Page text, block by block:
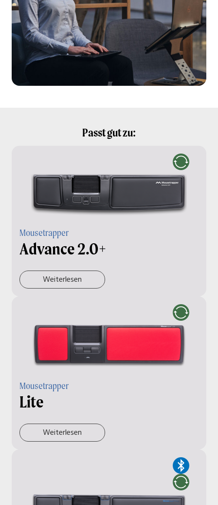
Passt gut zu:
Mousetrapper
Advance 2.0+
Weiterlesen
Mousetrapper
Lite
Weiterlesen